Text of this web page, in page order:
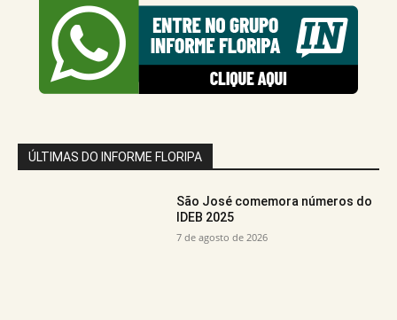
ÚLTIMAS DO INFORME FLORIPA
São José comemora números do
IDEB 2025
7 de agosto de 2026